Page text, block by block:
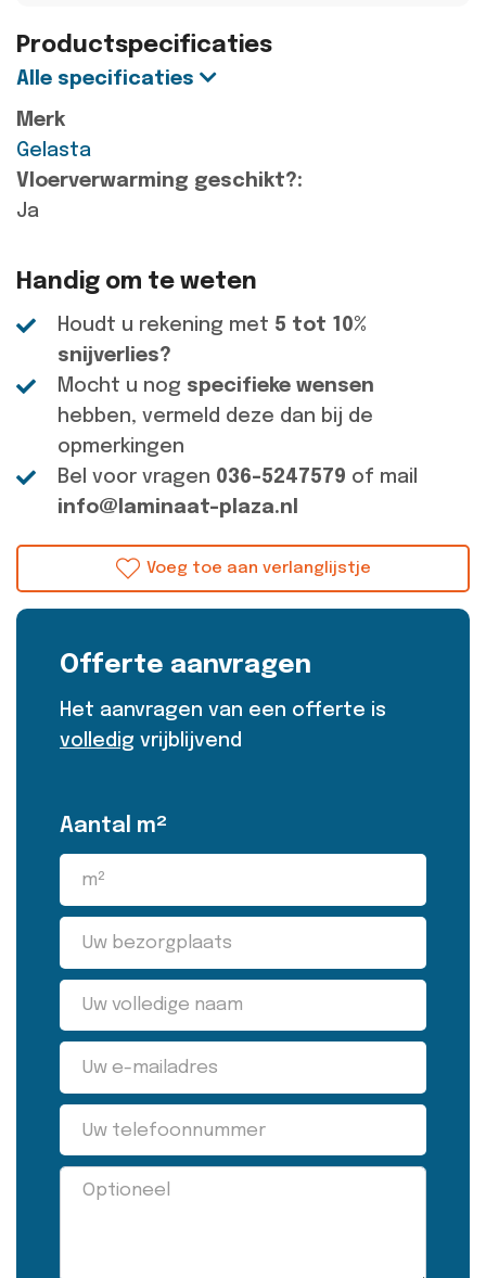
Productspecificaties
Alle specificaties
Merk
Gelasta
Vloerverwarming geschikt?:
Ja
Handig om te weten
Houdt u rekening met 5 tot 10%
snijverlies?
Mocht u nog specifieke wensen
hebben, vermeld deze dan bij de
opmerkingen
Bel voor vragen 036-5247579 of mail
info@laminaat-plaza.nl
Voeg toe aan verlanglijstje
Offerte aanvragen
Het aanvragen van een offerte is
volledig vrijblijvend
Aantal m²